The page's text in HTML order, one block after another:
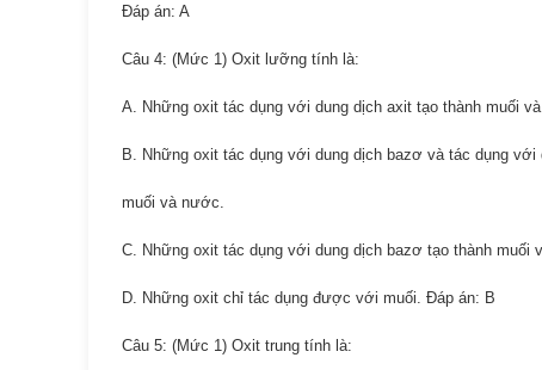
Đáp án: A
Câu 4: (Mức 1) Oxit lưỡng tính là:
A. Những oxit tác dụng với dung dịch axit tạo thành muối
B. Những oxit tác dụng với dung dịch bazơ và tác dụng với
muối và nước.
C. Những oxit tác dụng với dung dịch bazơ tạo thành muối
D. Những oxit chỉ tác dụng được với muối. Đáp án: B
Câu 5: (Mức 1) Oxit trung tính là: